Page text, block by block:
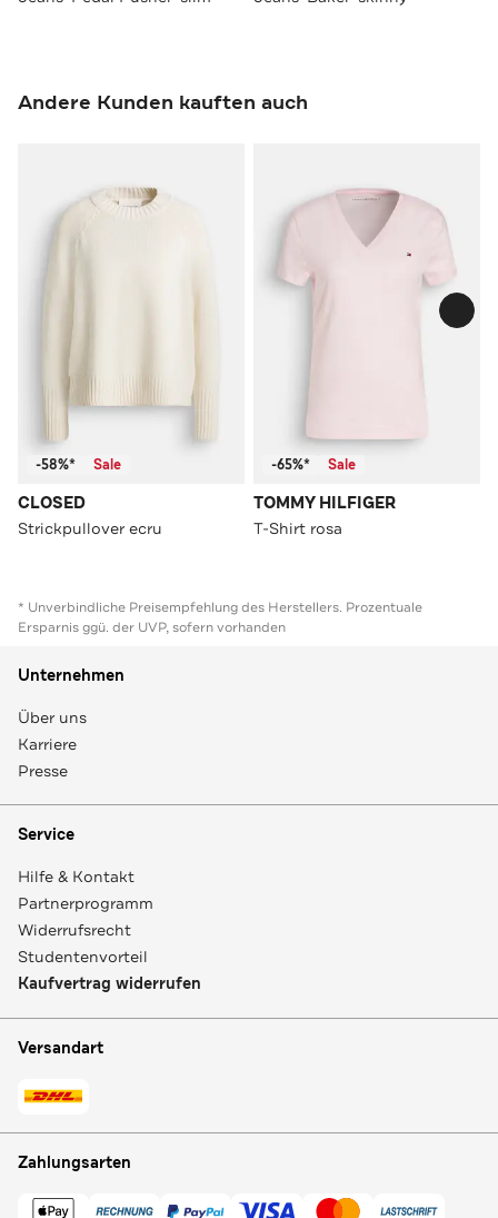
Andere Kunden kauften auch
-58%* Sale
CLOSED
Strickpullover ecru
-65%* Sale
TOMMY HILFIGER
T-Shirt rosa
* Unverbindliche Preisempfehlung des Herstellers. Prozentuale
Ersparnis ggü. der UVP, sofern vorhanden
Unternehmen
Über uns
Karriere
Presse
Service
Hilfe & Kontakt
Partnerprogramm
Widerrufsrecht
Studentenvorteil
Kaufvertrag widerrufen
Versandart
Zahlungsarten